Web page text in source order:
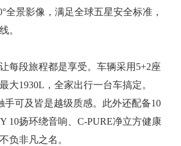
全景影像，满足全球五星安全标准，
。
每段旅程都是享受。车辆采用5+2座
大1930L，全家出行一台车搞定。
手可及皆是越级质感。此外还配备10
10扬环绕音响、C-PURE净立方健康
负非凡之名。